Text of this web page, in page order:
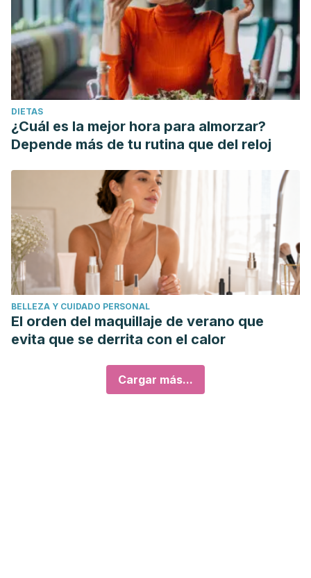
DIETAS
¿Cuál es la mejor hora para almorzar?
Depende más de tu rutina que del reloj
BELLEZA Y CUIDADO PERSONAL
El orden del maquillaje de verano que
evita que se derrita con el calor
Cargar más...